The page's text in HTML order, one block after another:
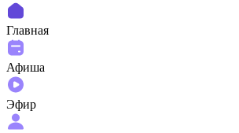
Главная
Афиша
Эфир